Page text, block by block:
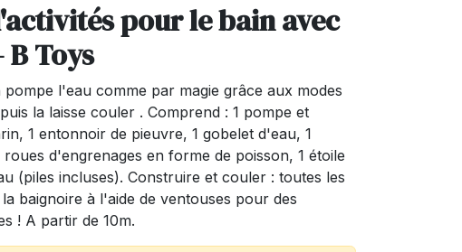
pour le bain avec
Toys
l'eau comme par magie grâce aux modes
la laisse couler . Comprend : 1 pompe et
1 entonnoir de pieuvre, 1 gobelet d'eau, 1
d'engrenages en forme de poisson, 1 étoile
(piles incluses). Construire et couler : toutes les
baignoire à l'aide de ventouses pour des
! A partir de 10m.